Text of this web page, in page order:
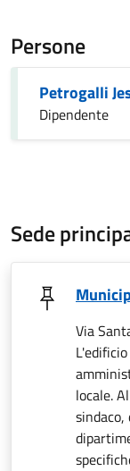
Persone
Petrogalli
Dipendente
Sede
Via
locale.